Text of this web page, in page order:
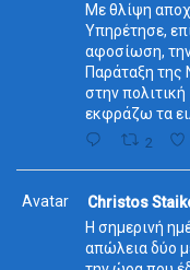
Με θλίψη
Υπηρέτησε,
αφοσίωση,
Παράταξη
στην
εκφράζω τα
2
Avatar Christos
Η σημερινή
απώλεια δύο